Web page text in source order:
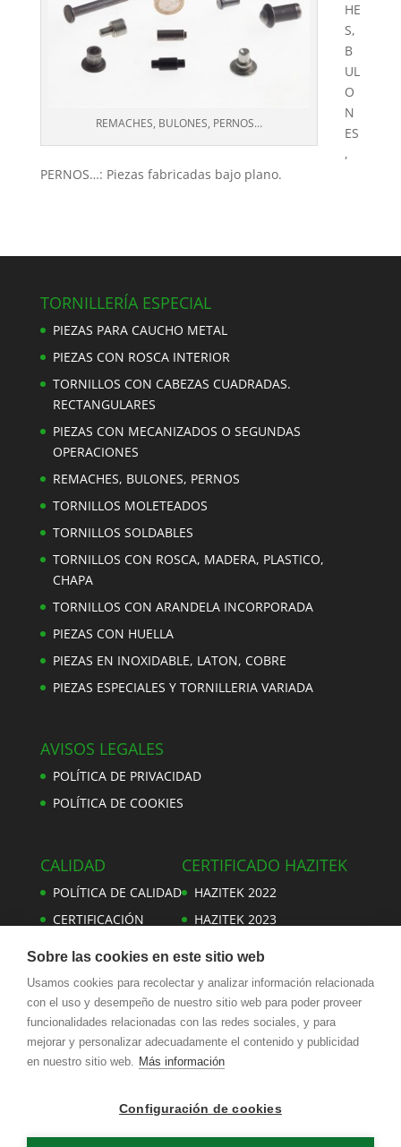
REMACHES, BULONES, PERNOS…
HE
S,
B
UL
O
N
ES
,
PERNOS…: Piezas fabricadas bajo plano.
TORNILLERÍA ESPECIAL
PIEZAS PARA CAUCHO METAL
PIEZAS CON ROSCA INTERIOR
TORNILLOS CON CABEZAS CUADRADAS.
RECTANGULARES
PIEZAS CON MECANIZADOS O SEGUNDAS
OPERACIONES
REMACHES, BULONES, PERNOS
TORNILLOS MOLETEADOS
TORNILLOS SOLDABLES
TORNILLOS CON ROSCA, MADERA, PLASTICO,
CHAPA
TORNILLOS CON ARANDELA INCORPORADA
PIEZAS CON HUELLA
PIEZAS EN INOXIDABLE, LATON, COBRE
PIEZAS ESPECIALES Y TORNILLERIA VARIADA
AVISOS LEGALES
POLÍTICA DE PRIVACIDAD
POLÍTICA DE COOKIES
CALIDAD
POLÍTICA DE CALIDAD
CERTIFICACIÓN
CERTIFICADO HAZITEK
HAZITEK 2022
HAZITEK 2023
TORNILLERÍA SEGUR
Pol. San Lorenzo Amillaga, | 16 C.P.: 20570 Bergara
Tel.: 943 762 640 / 1
Latitud: 43.124401
Longitud: -2.42403
segur@tornilleriasegur.com
Sobre las cookies en este sitio web
Usamos cookies para recolectar y analizar información relacionada
con el uso y desempeño de nuestro sitio web para poder proveer
funcionalidades relacionadas con las redes sociales, y para
mejorar y personalizar adecuadamente el contenido y publicidad
en nuestro sitio web. Más información
Configuración de cookies